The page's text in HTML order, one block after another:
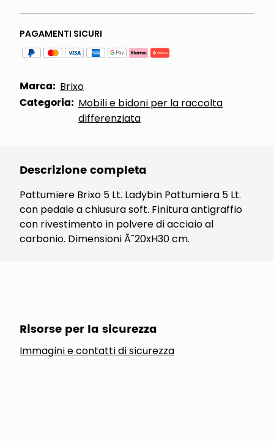
PAGAMENTI SICURI
Marca: Brixo
Categoria: Mobili e bidoni per la raccolta
differenziata
Descrizione completa
Pattumiere Brixo 5 Lt. Ladybin Pattumiera 5 Lt.
con pedale a chiusura soft. Finitura antigraffio
con rivestimento in polvere di acciaio al
carbonio. Dimensioni Ã˜20xH30 cm.
Risorse per la sicurezza
Immagini e contatti di sicurezza